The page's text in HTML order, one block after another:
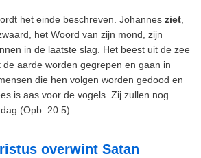
het einde beschreven. Johannes ziet,
het Woord van zijn mond, zijn
in de laatste slag. Het beest uit de zee
aarde worden gegrepen en gaan in
die hen volgen worden gedood en
is aas voor de vogels. Zij zullen nog
(Opb. 20:5).
overwint Satan